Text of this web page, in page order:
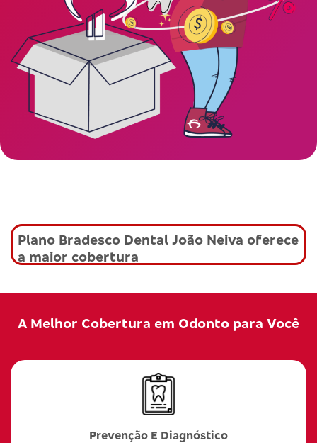
Plano Bradesco Dental João Neiva oferece
a maior cobertura
A Melhor Cobertura em Odonto para Você
Prevenção E Diagnóstico